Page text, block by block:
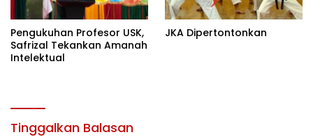
Pengukuhan Profesor USK,
Safrizal Tekankan Amanah
Intelektual
JKA Dipertontonkan
Tinggalkan Balasan